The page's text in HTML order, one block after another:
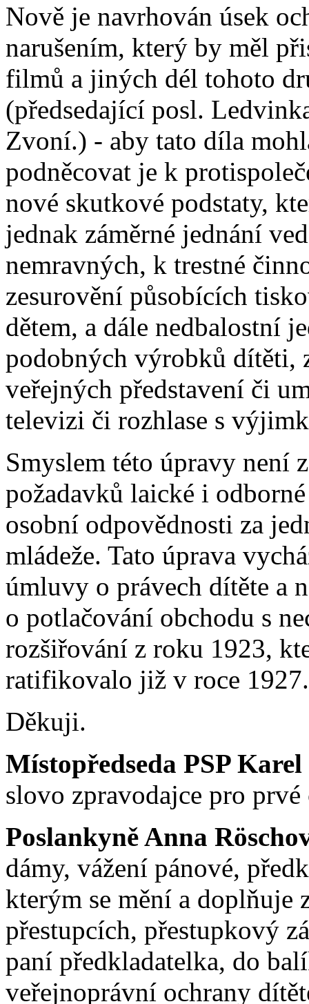
Nově je navrhován úsek
narušením, který by měl
filmů a jiných dél tohoto
(předsedající posl.
Zvoní.) - aby tato díla
podněcovat je k
nové skutkové podstaty,
jednak záměrné jednání
nemravných, k trestné
zesurovění působících
dětem, a dále nedbalostní
podobných výrobků dítěti,
veřejných představení či
televizi či rozhlase s
Smyslem této úpravy není
požadavků laické i
osobní odpovědnosti za
mládeže. Tato úprava
úmluvy o právech dítěte a
o potlačování obchodu s
rozšiřování z roku 1923,
ratifikovalo již v roce 1927.
Děkuji.
Místopředseda PSP
slovo zpravodajce pro
Poslankyně Anna
dámy, vážení pánové,
kterým se mění a doplňuje
přestupcích, přestupkový
paní předkladatelka, do
veřejnoprávní ochrany